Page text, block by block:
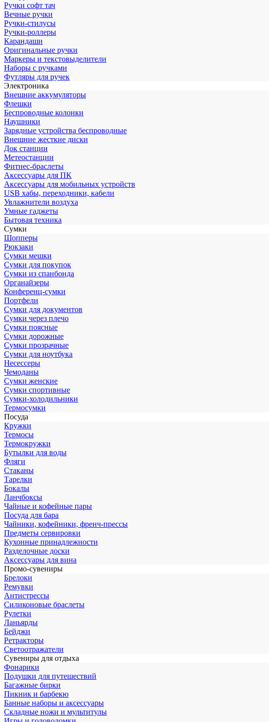
Ручки софт тач
Вечные ручки
Ручки-стилусы
Ручки-роллеры
Карандаши
Оригинальные ручки
Маркеры и текстовыделители
Наборы с ручками
Футляры для ручек
Электроника
Внешние аккумуляторы
Флешки
Беспроводные колонки
Наушники
Зарядные устройства беспроводные
Внешние жесткие диски
Док станции
Метеостанции
Фитнес-браслеты
Аксессуары для ПК
Аксессуары для мобильных устройств
USB хабы, переходники, кабели
Увлажнители воздуха
Умные гаджеты
Бытовая техника
Сумки
Шопперы
Рюкзаки
Сумки мешки
Сумки для покупок
Сумки из спанбонда
Органайзеры
Конференц-сумки
Портфели
Сумки для документов
Сумки через плечо
Сумки поясные
Сумки дорожные
Сумки прозрачные
Сумки для ноутбука
Несессеры
Чемоданы
Сумки женские
Сумки спортивные
Сумки-холодильники
Термосумки
Посуда
Кружки
Термосы
Термокружки
Бутылки для воды
Фляги
Стаканы
Тарелки
Бокалы
Ланчбоксы
Чайные и кофейные пары
Посуда для бара
Чайники, кофейники, френч-прессы
Предметы сервировки
Кухонные принадлежности
Разделочные доски
Аксессуары для вина
Промо-сувениры
Брелоки
Ремувки
Антистрессы
Силиконовые браслеты
Рулетки
Ланьярды
Бейджи
Ретракторы
Светоотражатели
Сувениры для отдыха
Фонарики
Подушки для путешествий
Багажные бирки
Пикник и барбекю
Банные наборы и аксессуары
Складные ножи и мультитулы